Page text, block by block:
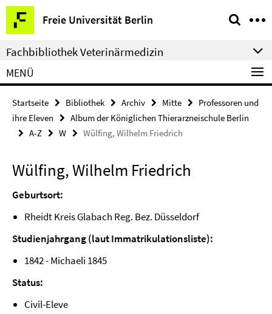
Springe
direkt
zu
Inhalt
Freie Universität Berlin
Service-
Navigation
Fachbibliothek Veterinärmedizin
MENÜ
Startseite Bibliothek Archiv Mitte
Professoren und
ihre Eleven
Album der Königlichen Thierarzneischule Berlin
A-Z
W Wülfing, Wilhelm Friedrich
Wülfing, Wilhelm Friedrich
Geburtsort:
Rheidt Kreis Glabach Reg. Bez. Düsseldorf
Studienjahrgang (laut Immatrikulationsliste):
1842 - Michaeli 1845
Status:
Civil-Eleve